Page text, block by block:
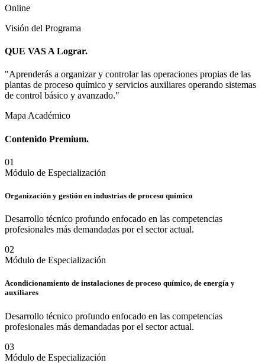
Online
Visión del Programa
QUE VAS A Lograr.
"Aprenderás a organizar y controlar las operaciones propias de las
plantas de proceso químico y servicios auxiliares operando sistemas
de control básico y avanzado."
Mapa Académico
Contenido Premium.
01
Módulo de Especialización
Organización y gestión en industrias de proceso químico
Desarrollo técnico profundo enfocado en las competencias
profesionales más demandadas por el sector actual.
02
Módulo de Especialización
Acondicionamiento de instalaciones de proceso químico, de energía y
auxiliares
Desarrollo técnico profundo enfocado en las competencias
profesionales más demandadas por el sector actual.
03
Módulo de Especialización